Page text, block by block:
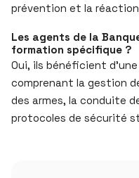
prévention et la
Les agents de la
formation spécifique ?
Oui, ils bénéficient
comprenant la gestion
des armes, la conduite
protocoles de sécurité